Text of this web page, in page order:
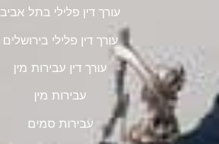
עורך דין פלילי בתל אביב
עורך דין פלילי בירושלים
עורך דין עבירות מין
עבירות מין
עבירות סמים